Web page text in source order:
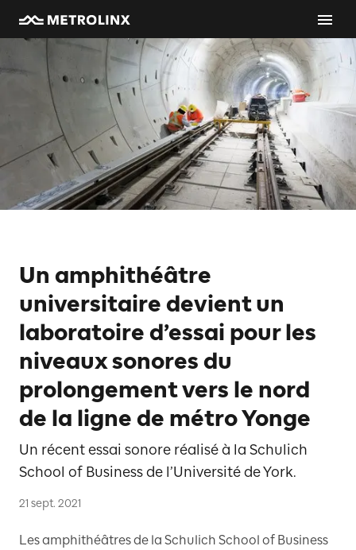
Un amphithéâtre
universitaire devient un
laboratoire d’essai pour les
niveaux sonores du
prolongement vers le nord
de la ligne de métro Yonge
Un récent essai sonore réalisé à la Schulich
School of Business de l’Université de York.
21 sept. 2021
Les amphithéâtres de la Schulich School of Business